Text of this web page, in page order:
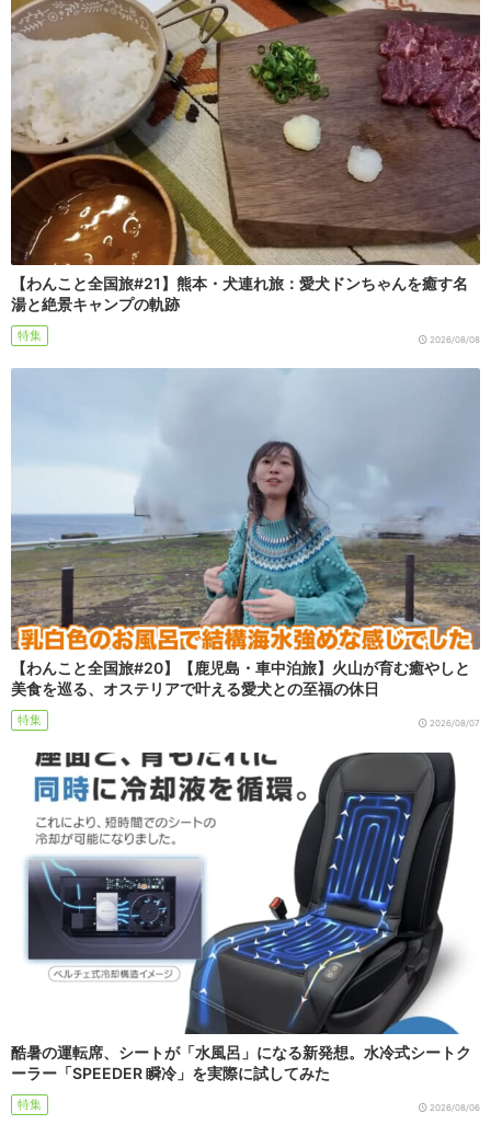
【わんこと全国旅#21】熊本・犬連れ旅：愛犬ドンちゃんを癒す名
湯と絶景キャンプの軌跡
特集 2026/08/08
【わんこと全国旅#20】【鹿児島・車中泊旅】火山が育む癒やしと
美食を巡る、オステリアで叶える愛犬との至福の休日
特集 2026/08/07
酷暑の運転席、シートが「水風呂」になる新発想。水冷式シートク
ーラー「SPEEDER 瞬冷」を実際に試してみた
特集 2026/08/06